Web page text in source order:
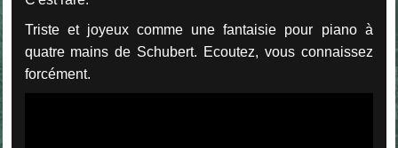
Triste et joyeux comme une fantaisie pour piano à
quatre mains de Schubert. Ecoutez, vous connaissez
forcément.